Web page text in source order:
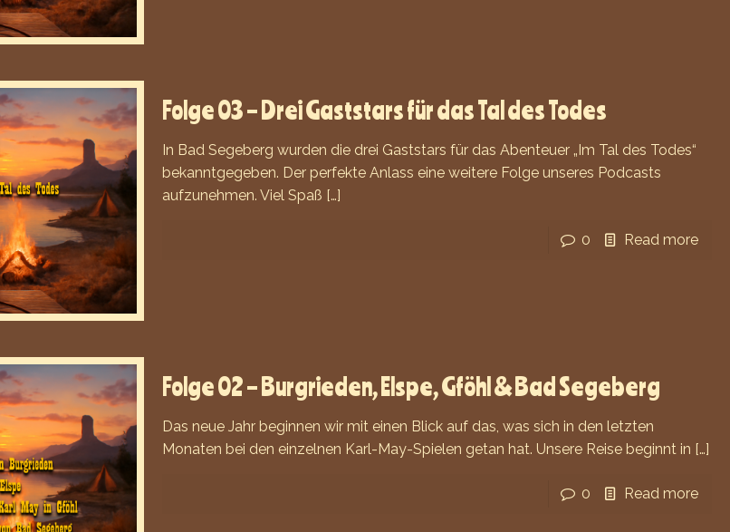
Folge 03 – Drei Gaststars für das Tal des Todes
In Bad Segeberg wurden die drei Gaststars für das Abenteuer „Im Tal des Todes“
bekanntgegeben. Der perfekte Anlass eine weitere Folge unseres Podcasts
aufzunehmen. Viel Spaß […]
0 Read more
Folge 02 – Burgrieden, Elspe, Gföhl & Bad Segeberg
Das neue Jahr beginnen wir mit einen Blick auf das, was sich in den letzten
Monaten bei den einzelnen Karl-May-Spielen getan hat. Unsere Reise beginnt in […]
0 Read more